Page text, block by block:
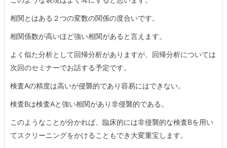
相関とはある２つの変数の関係の度合いです。
相関係数が高いほど強い相関があると言えます。
よく似た分析として回帰分析がありますが、回帰分析については
次回のセミナーでお話する予定です。
検査Aの精度は高いが侵襲的であり容易にはできない。
検査Bは検査Aと強い相関があり非侵襲的である。
このようなことが分かれば、臨床的には非侵襲的な検査Bを用い
てスクリーニングをかけることもでき大変重宝します。